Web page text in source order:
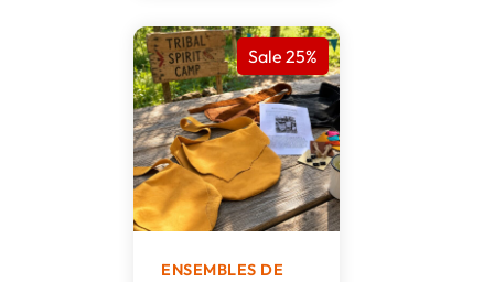
Sale 25%
ENSEMBLES DE